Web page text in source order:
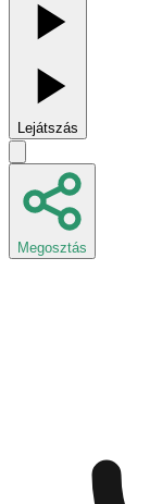
Lejátszás
Megosztás